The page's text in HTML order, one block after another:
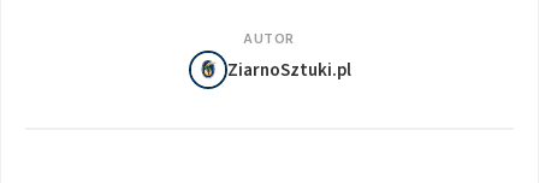
AUTOR
ZiarnoSztuki.pl